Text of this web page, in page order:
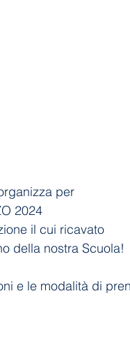
per
2024
il cui ricavato
della nostra Scuola!
e le modalità di